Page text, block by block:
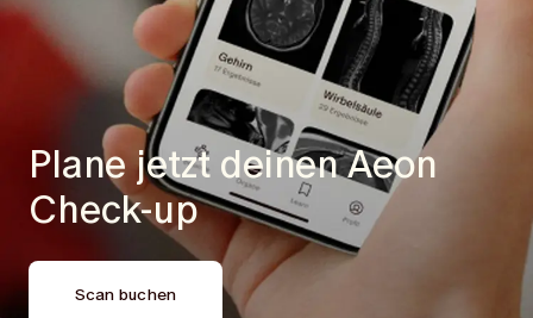
Plane jetzt deinenAeon
Check-up
Scan buchen